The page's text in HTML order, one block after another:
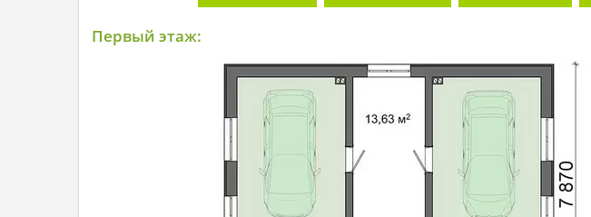
Первый этаж: